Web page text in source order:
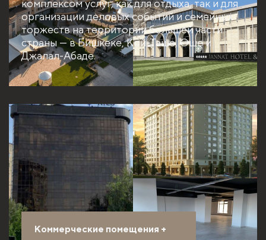
комплексом услуг, как для отдыха, так и для
организации деловых событий и семейных
торжеств на территории большей части
страны — в Бишкеке, Кой-Таше, Оше и
Джалал-Абаде.
Коммерческие помещения +